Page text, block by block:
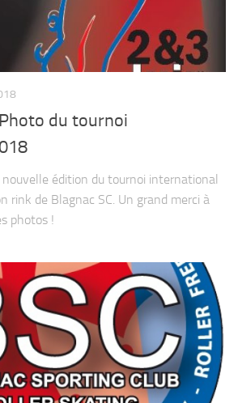
du tournoi
nouvelle édition du tournoi international
rink de Blagnac SC. Un grand merci à
photos !